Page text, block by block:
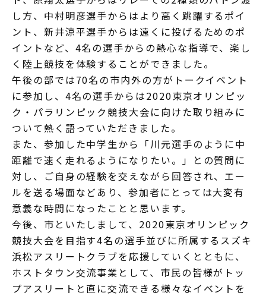
し方、中村明彦選手からはより高く跳躍するポイ
ント、新井涼平選手からは遠くに投げるためのポ
イントなど、4名の選手からの熱心な指導で、楽し
く陸上競技を体験することができました。
午後の部では70名の市内外の方がトークイベント
に参加し、4名の選手からは2020東京オリンピッ
ク・パラリンピック競技大会に向けた取り組みに
ついて熱く語っていただきました。
また、参加した中学生から「川元選手のように中
距離で速く走れるようになりたい。」との質問に
対し、ご自身の経験を交えながら回答され、エー
ルを送る場面などあり、参加者にとっては大変有
意義な時間になったことと思います。
今後、市といたしまして、2020東京オリンピック
競技大会を目指す4名の選手並びに所属するスズキ
浜松アスリートクラブを応援していくとともに、
ホストタウン交流事業として、市民の皆様がトッ
プアスリートと直に交流できる様々なイベントを